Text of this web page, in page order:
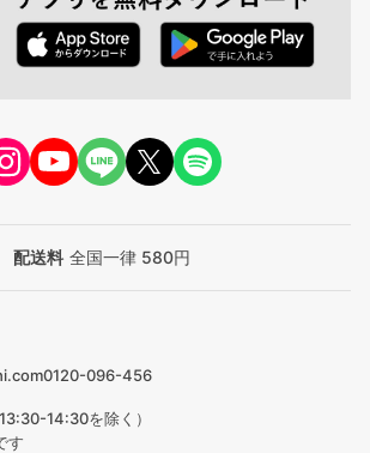
配送料 全国一律 580円
0120-096-456
14:30を除く）
す